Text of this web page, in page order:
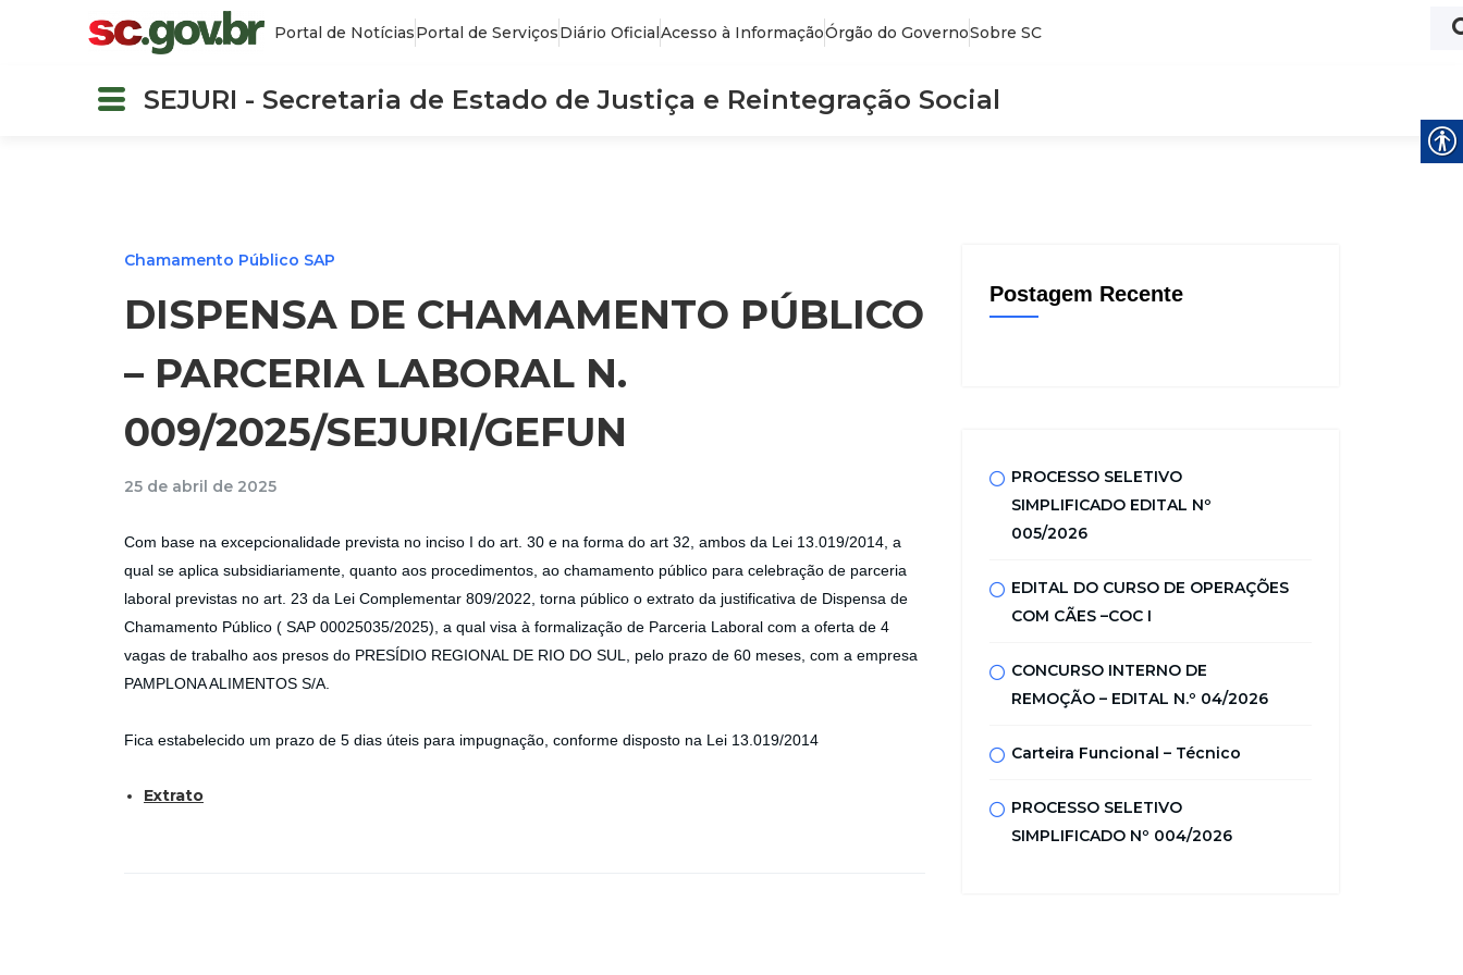
Portal de NotíciasPortal de ServiçosDiário OficialAcesso à InformaçãoÓrgão do GovernoSobre SC
SEJURI - Secretaria de Estado de Justiça e Reintegração Social
Chamamento Público SAP
DISPENSA DE CHAMAMENTO PÚBLICO
– PARCERIA LABORAL N.
009/2025/SEJURI/GEFUN
25 de abril de 2025
Com base na excepcionalidade prevista no inciso I do art. 30 e na forma do art 32, ambos da Lei 13.019/2014, a
qual se aplica subsidiariamente, quanto aos procedimentos, ao chamamento público para celebração de parceria
laboral previstas no art. 23 da Lei Complementar 809/2022, torna público o extrato da justificativa de Dispensa de
Chamamento Público ( SAP 00025035/2025), a qual visa à formalização de Parceria Laboral com a oferta de 4
vagas de trabalho aos presos do PRESÍDIO REGIONAL DE RIO DO SUL, pelo prazo de 60 meses, com a empresa
PAMPLONA ALIMENTOS S/A.
Fica estabelecido um prazo de 5 dias úteis para impugnação, conforme disposto na Lei 13.019/2014
Extrato
Postagem Recente
PROCESSO SELETIVO
SIMPLIFICADO EDITAL Nº
005/2026
EDITAL DO CURSO DE OPERAÇÕES
COM CÃES –COC I
CONCURSO INTERNO DE
REMOÇÃO – EDITAL N.º 04/2026
Carteira Funcional – Técnico
PROCESSO SELETIVO
SIMPLIFICADO Nº 004/2026